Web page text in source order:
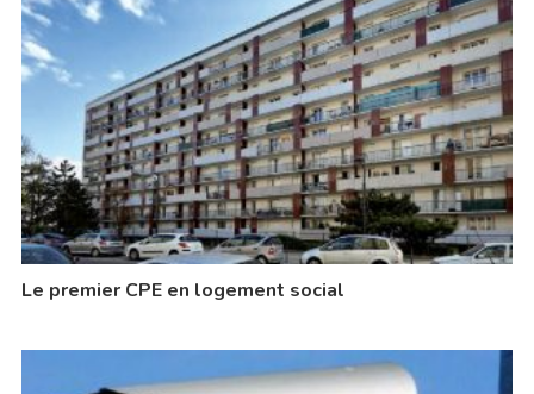
Le premier CPE en logement social